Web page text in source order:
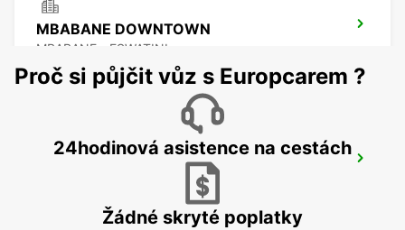
MBABANE DOWNTOWN
MBABANE - ESWATINI
NEWCASTLE - SOUTH AFRICA
Proč si půjčit vůz s Europcarem ?
24hodinová asistence na cestách
Žádné skryté poplatky